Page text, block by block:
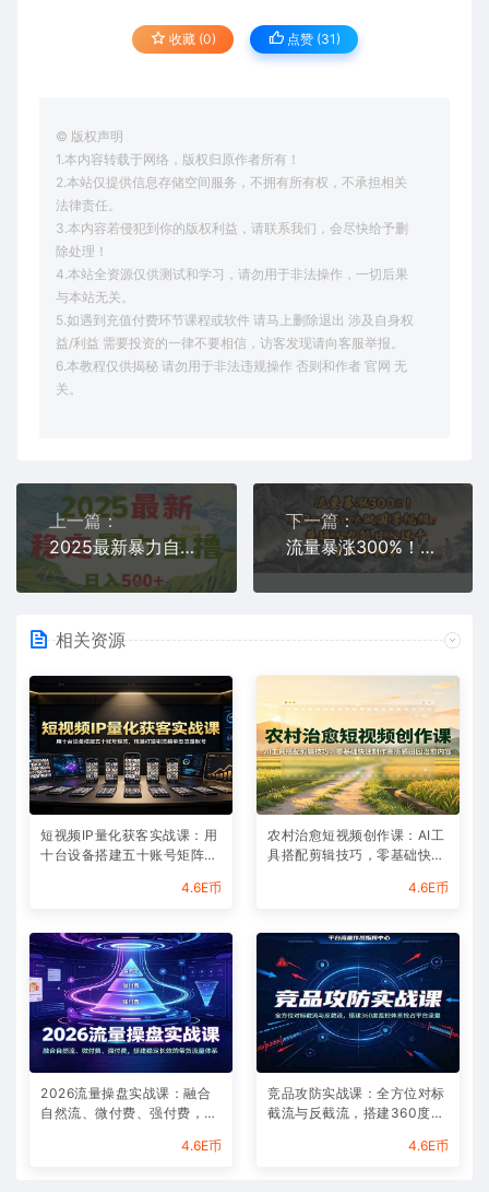
收藏 (0) 点赞 (31)
© 版权声明
1.本内容转载于网络，版权归原作者所有！
2.本站仅提供信息存储空间服务，不拥有所有权，不承担相关
法律责任。
3.本内容若侵犯到你的版权利益，请联系我们，会尽快给予删
除处理！
4.本站全资源仅供测试和学习，请勿用于非法操作，一切后果
与本站无关。
5.如遇到充值付费环节课程或软件 请马上删除退出 涉及自身权
益/利益 需要投资的一律不要相信，访客发现请向客服举报。
6.本教程仅供揭秘 请勿用于非法违规操作 否则和作者 官网 无
关。
上一篇：
2025最新暴力自撸项目，日入5张+，可矩阵操作【揭秘】
下一篇：
流量暴涨300%！用DeepSeek做国学视频，普通人也能日入过k
相关资源
短视频IP量化获客实战课：用
十台设备搭建五十账号矩阵，
4.6E币
农村治愈短视频创作课：AI工
具搭配剪辑技巧，零基础快速
4.6E币
2026流量操盘实战课：融合
自然流、微付费、强付费，搭
4.6E币
竞品攻防实战课：全方位对标
截流与反截流，搭建360度监
4.6E币